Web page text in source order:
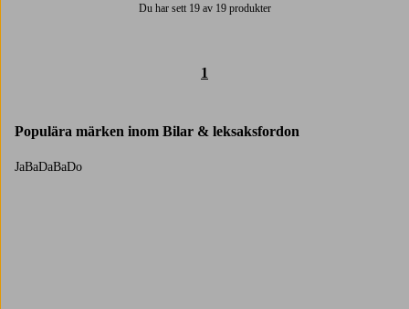
Du har sett 19 av 19 produkter
1
Populära märken inom Bilar & leksaksfordon
JaBaDaBaDo